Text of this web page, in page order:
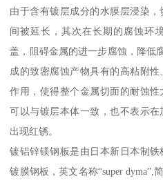
由于含有镀层成分的水膜层浸染
间被延长，其次在长期的腐蚀环
盖，阻碍金属的进一步腐蚀，降低
成的致密腐蚀产物具有的高粘附
作用，使得整个金属切面的耐蚀
可以与镀层本体一致，也不表示
出现红锈。
镀铝锌镁钢板是由日本新日本制
镀膜钢板，英文名称“super dyma”,